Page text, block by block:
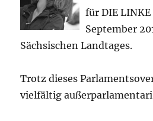
für DIE
September
Sächsischen Landtages.
Trotz dieses
vielfältig